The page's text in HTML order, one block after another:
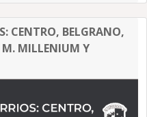
CENTRO, BELGRANO,
MILLENIUM Y